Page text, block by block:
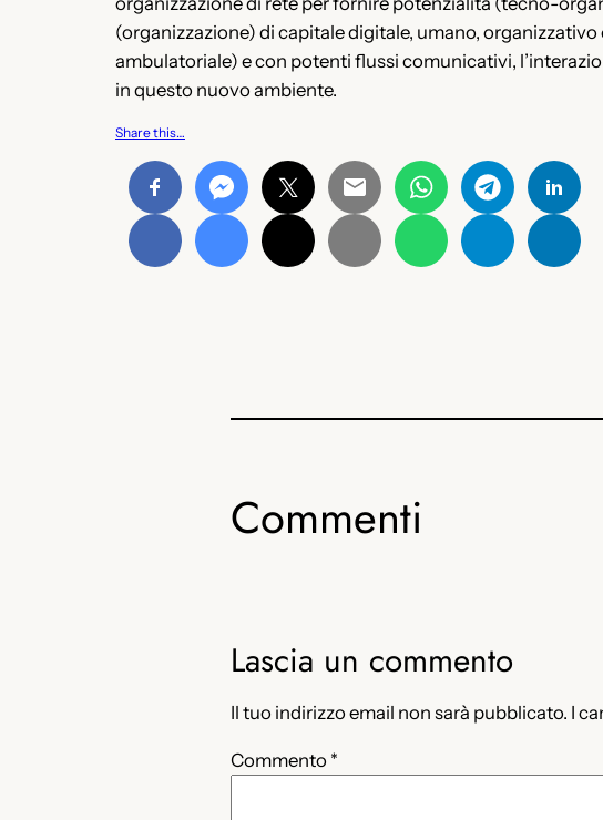
(organizzazione) di capitale digitale, umano,
ambulatoriale) e con potenti flussi comunicativi,
in questo nuovo ambiente.
Share this…
Commenti
Lascia un commento
Il tuo indirizzo email non sarà pubblicato. I
Commento *